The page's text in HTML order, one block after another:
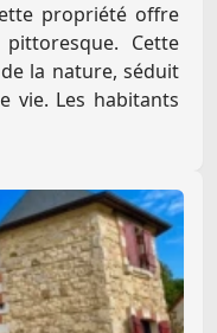
propriété offre
Cette
la nature, séduit
vie. Les habitants